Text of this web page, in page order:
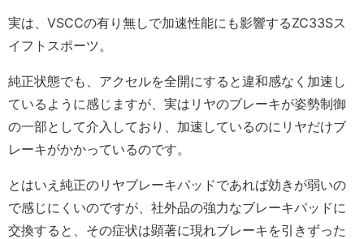
実は、VSCCの有り無しで加速性能にも影響するZC33Sス
イフトスポーツ。
純正状態でも、アクセルを全開にすると違和感なく加速し
ているように感じますが、実はリヤのブレーキが姿勢制御
の一部として介入しており、加速しているのにリヤだけブ
レーキがかかっているのです。
とはいえ純正のリヤブレーキパッドであれば効きが弱いの
で感じにくいのですが、社外品の強力なブレーキパッドに
交換すると、その症状は顕著に現れブレーキを引きずった